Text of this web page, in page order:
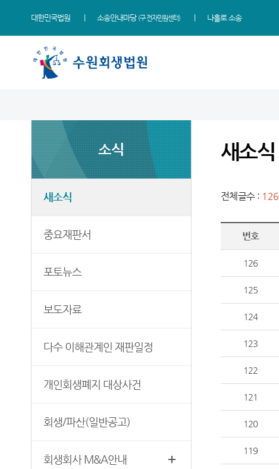
대한민국법원 소송안내마당 (구 전자민원센터) 나홀로 소송
조직 및 전화번호
청사안내
중요재판서
포토뉴스
개인회생폐지 대상사건
회생회사 M&A안내
관리위원회 소개
개인회생/개인파산
법률상담안내
장애인·외국인 등 지원을
다수 이해관계인 사건
채무자 홈페이지 링크
판결서사본 제공신청
판결서 인터넷열람
판례 및 관련 법령
부조리신고센터
칭찬합니다
소식
새소식
중요재판서
포토뉴스
보도자료
다수 이해관계인 재판일정
개인회생폐지 대상사건
회생/파산(일반공고)
회생회사 M&A안내
새소식
전체글수 : 126
번호
126
125
124
123
122
121
120
119